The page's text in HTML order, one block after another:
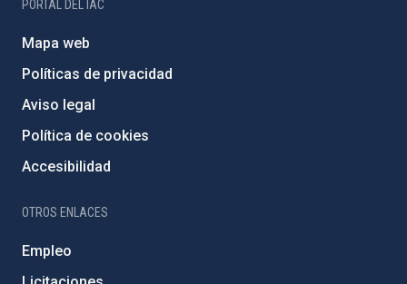
PORTAL DEL IAC
Mapa web
Políticas de privacidad
Aviso legal
Política de cookies
Accesibilidad
OTROS ENLACES
Empleo